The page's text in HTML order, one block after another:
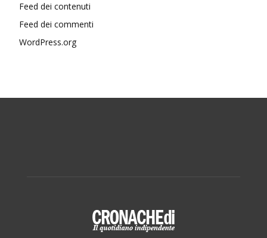
Feed dei contenuti
Feed dei commenti
WordPress.org